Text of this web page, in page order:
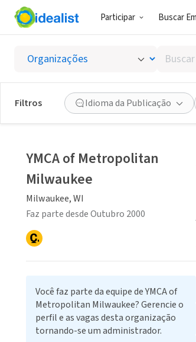
Participar Buscar
Buscar
por
palavra-
chave,
ou
Filtros Idioma da Publicação
YMCA of Metropolitan
Milwaukee
Milwaukee, WI
Faz parte desde Outubro 2000
Você faz parte da equipe de YMCA of
Metropolitan Milwaukee? Gerencie o
perfil e as vagas desta organização
tornando-se um administrador.